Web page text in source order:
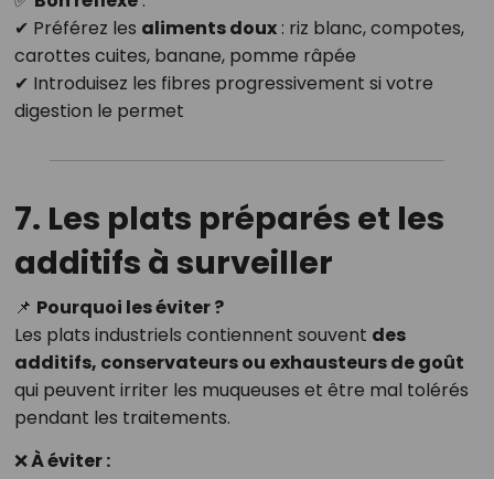
✔ Préférez les aliments doux: riz blanc, compotes,
carottes cuites, banane, pomme râpée
✔ Introduisez les fibres progressivement si votre
digestion le permet
7. Les plats préparés et les
additifs à surveiller
📌 Pourquoi les éviter ?
Les plats industriels contiennent souvent des
additifs, conservateurs ou exhausteurs de goût
qui peuvent irriter les muqueuses et être mal tolérés
pendant les traitements.
❌ À éviter :